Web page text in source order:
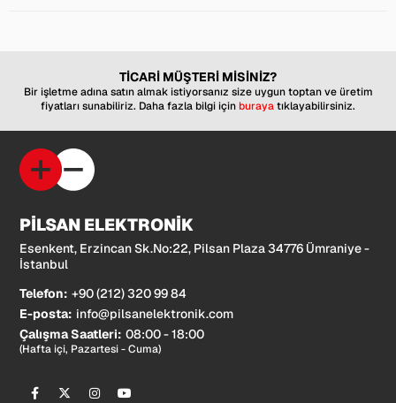
TİCARİ MÜŞTERİ MİSİNİZ?
Bir işletme adına satın almak istiyorsanız size uygun toptan ve üretim
fiyatları sunabiliriz. Daha fazla bilgi için burayatıklayabilirsiniz.
PİLSAN ELEKTRONİK
Esenkent, Erzincan Sk.No:22, Pilsan Plaza 34776 Ümraniye -
İstanbul
Telefon: +90 (212) 320 99 84
E-posta: info@pilsanelektronik.com
Çalışma Saatleri: 08:00 - 18:00
(Hafta içi, Pazartesi - Cuma)